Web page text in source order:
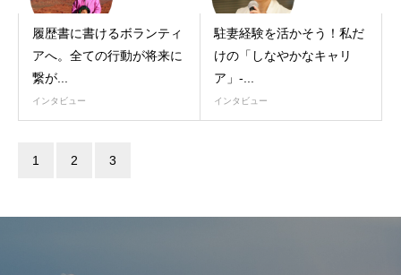
履歴書に書けるボランティ
アへ。全ての行動が将来に
繋が...
インタビュー
駐妻経験を活かそう！私だ
けの「しなやかなキャリ
ア」-...
インタビュー
1 2 3